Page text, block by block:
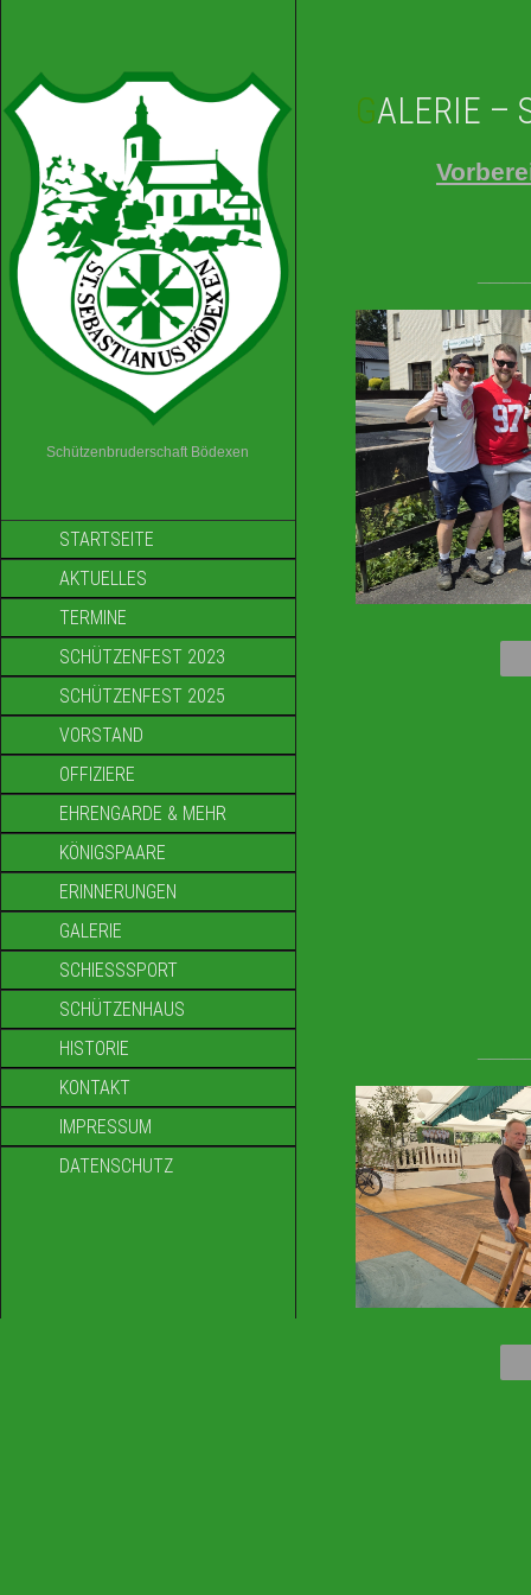
Schützenbruderschaft Bödexen
STARTSEITE
AKTUELLES
TERMINE
SCHÜTZENFEST 2023
SCHÜTZENFEST 2025
VORSTAND
OFFIZIERE
EHRENGARDE & MEHR
KÖNIGSPAARE
ERINNERUNGEN
GALERIE
SCHIESSSPORT
SCHÜTZENHAUS
HISTORIE
KONTAKT
IMPRESSUM
DATENSCHUTZ
GALERIE